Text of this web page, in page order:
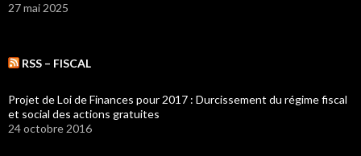
27 mai 2025
RSS – FISCAL
Projet de Loi de Finances pour 2017 : Durcissement du régime fiscal
et social des actions gratuites
24 octobre 2016